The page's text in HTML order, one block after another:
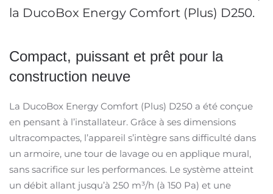
la DucoBox Energy Comfort (Plus) D250.
Compact, puissant et prêt pour la
construction neuve
La DucoBox Energy Comfort (Plus) D250 a été conçue
en pensant à l’installateur. Grâce à ses dimensions
ultracompactes, l’appareil s’intègre sans difficulté dans
un armoire, une tour de lavage ou en applique mural,
sans sacrifice sur les performances. Le système atteint
un débit allant jusqu’à 250 m³/h (à 150 Pa) et une